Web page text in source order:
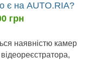
є на AUTO.RIA?
грн
наявністю камер